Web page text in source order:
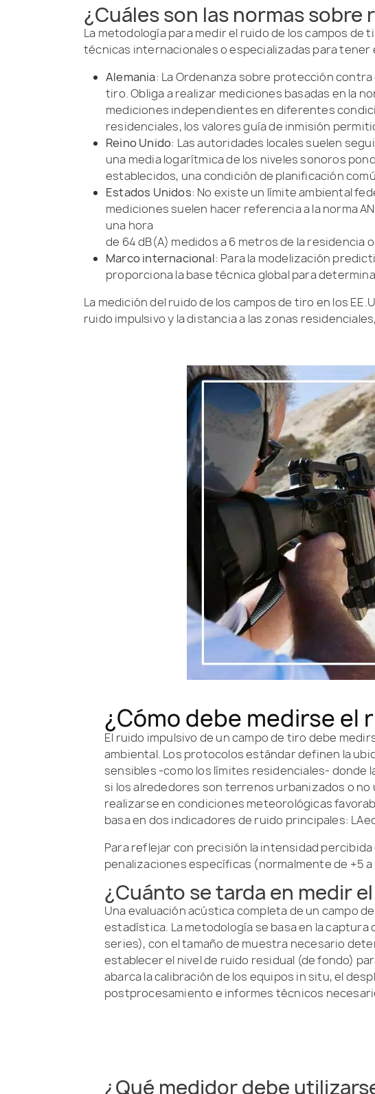
¿Cuáles son las normas
La metodología para medir el ruido de los campos
técnicas internacionales o especializadas para
Alemania: La Ordenanza sobre protección contra
tiro. Obliga a realizar mediciones basadas en la
mediciones independientes en diferentes
residenciales, los valores guía de inmisión
Reino Unido: Las autoridades locales suelen
una media logarítmica de los niveles sonoros
establecidos, una condición de planificación
Estados Unidos: No existe un límite ambiental
mediciones suelen hacer referencia a la norma
una hora
de 64 dB(A) medidos a 6 metros de la residencia
Marco internacional: Para la modelización
proporciona la base técnica global para
La medición del ruido de los campos de tiro en los
ruido impulsivo y la distancia a las zonas
¿Cómo debe medirse el
El ruido impulsivo de un campo de tiro debe
ambiental. Los protocolos estándar definen la
sensibles -como los límites residenciales- donde
si los alrededores son terrenos urbanizados o
realizarse en condiciones meteorológicas
basa en dos indicadores de ruido principales:
Para reflejar con precisión la intensidad
penalizaciones específicas (normalmente de +5
¿Cuánto se tarda en medir
Una evaluación acústica completa de un campo
estadística. La metodología se basa en la
series), con el tamaño de muestra necesario
establecer el nivel de ruido residual (de fondo)
abarca la calibración de los equipos in situ, el
postprocesamiento e informes técnicos
¿Qué medidor debe